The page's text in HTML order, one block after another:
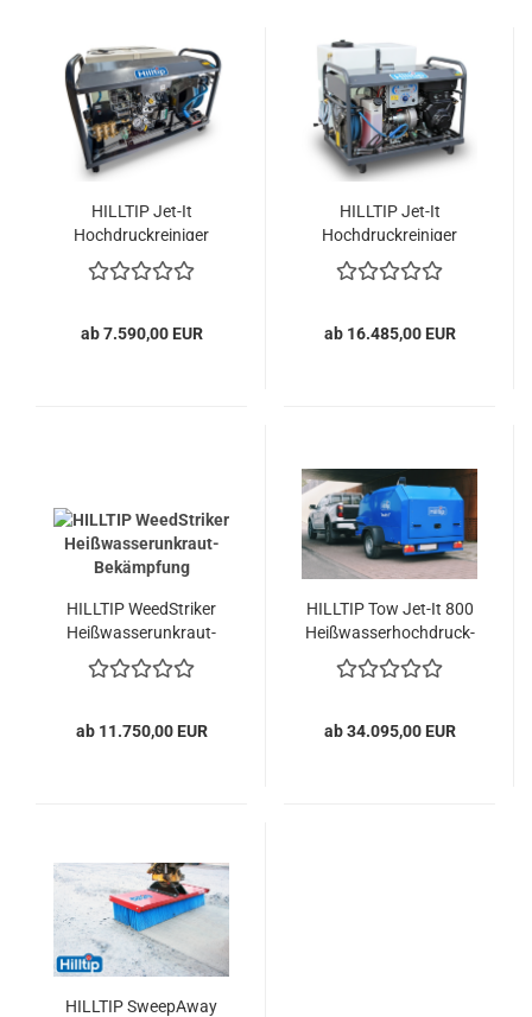
HILLTIP Jet-It
Hochdruckreiniger
(Kaltwasser)
ab 7.590,00 EUR
HILLTIP Jet-It
Hochdruckreiniger
(Heißwasser)
ab 16.485,00 EUR
HILLTIP WeedStriker
Heißwasserunkraut-
Bekämpfung
ab 11.750,00 EUR
HILLTIP Tow Jet-It 800
Heißwasserhochdruck-
Reiniger und
Unkrautvernichter
ab 34.095,00 EUR
HILLTIP SweepAway